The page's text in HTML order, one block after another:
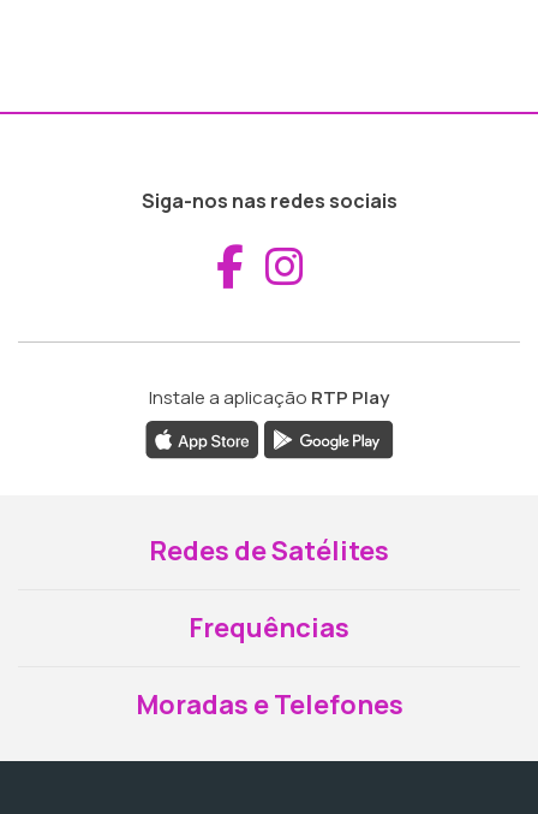
Siga-nos nas redes sociais
Aceder ao
Instale a aplicação RTP Play
Redes de Satélites
Frequências
Moradas e Telefones